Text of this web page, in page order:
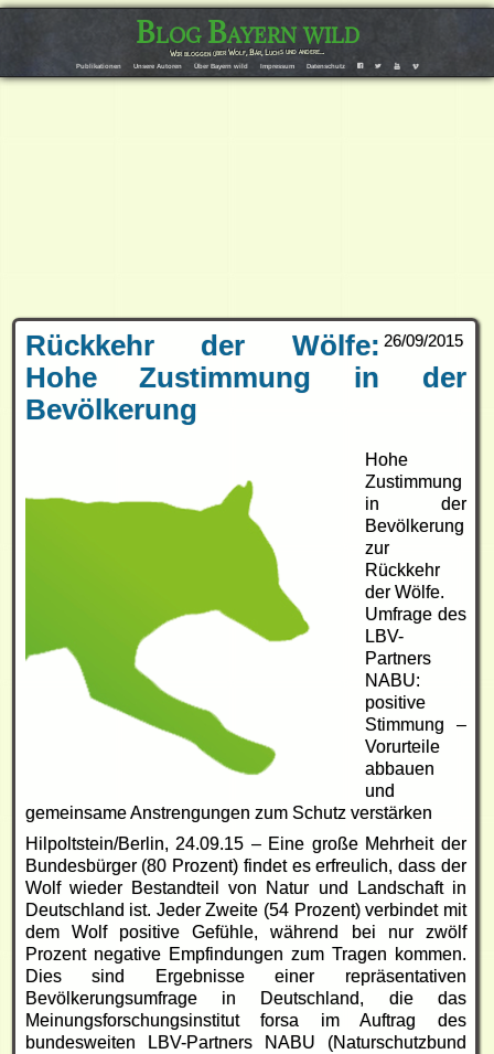
Blog Bayern wild
Wir bloggen über Wolf, Bär, Luchs und andere…
Publikationen Unsere Autoren Über Bayern wild Impressum Datenschutz F T Y V
26/09/2015
Rückkehr der Wölfe:
Hohe Zustimmung in der
Bevölkerung
Hohe
Zustimmung
in der
Bevölkerung
zur
Rückkehr
der Wölfe.
Umfrage des
LBV-
Partners
NABU:
positive
Stimmung –
Vorurteile
abbauen
und
gemeinsame Anstrengungen zum Schutz verstärken
Hilpoltstein/Berlin, 24.09.15 – Eine große Mehrheit der
Bundesbürger (80 Prozent) findet es erfreulich, dass der
Wolf wieder Bestandteil von Natur und Landschaft in
Deutschland ist. Jeder Zweite (54 Prozent) verbindet mit
dem Wolf positive Gefühle, während bei nur zwölf
Prozent negative Empfindungen zum Tragen kommen.
Dies sind Ergebnisse einer repräsentativen
Bevölkerungsumfrage in Deutschland, die das
Meinungsforschungsinstitut forsa im Auftrag des
bundesweiten LBV-Partners NABU (Naturschutzbund